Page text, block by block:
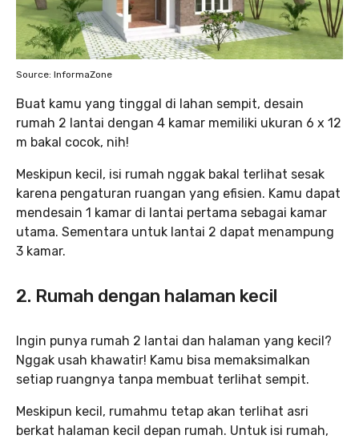
Source: InformaZone
Buat kamu yang tinggal di lahan sempit, desain
rumah 2 lantai dengan 4 kamar memiliki ukuran 6 x 12
m bakal cocok, nih!
Meskipun kecil, isi rumah nggak bakal terlihat sesak
karena pengaturan ruangan yang efisien. Kamu dapat
mendesain 1 kamar di lantai pertama sebagai kamar
utama. Sementara untuk lantai 2 dapat menampung
3 kamar.
2. Rumah dengan halaman kecil
Ingin punya rumah 2 lantai dan halaman yang kecil?
Nggak usah khawatir! Kamu bisa memaksimalkan
setiap ruangnya tanpa membuat terlihat sempit.
Meskipun kecil, rumahmu tetap akan terlihat asri
berkat halaman kecil depan rumah. Untuk isi rumah,